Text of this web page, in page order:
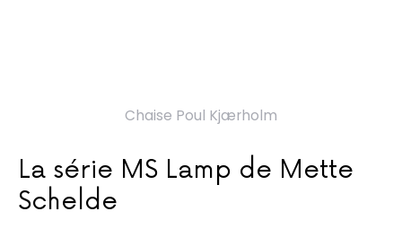
Chaise Poul Kjærholm
La série MS Lamp de Mette
Schelde